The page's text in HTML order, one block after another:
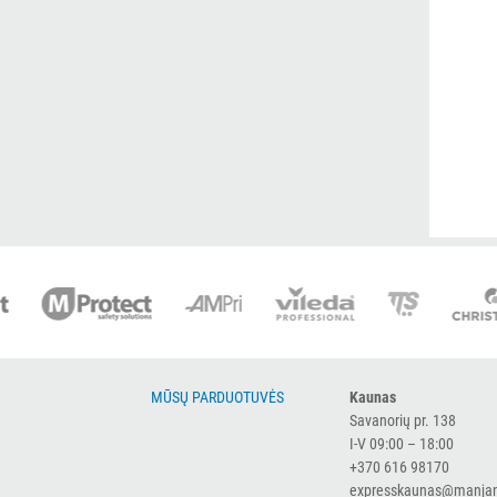
MŪSŲ PARDUOTUVĖS
Kaunas
Savanorių pr. 138
I-V 09:00 – 18:00
+370 616 98170